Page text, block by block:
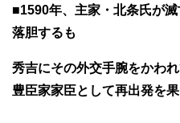
■1590年、主家・北条氏が
落胆するも
秀吉にその外交手腕をかわ
豊臣家家臣として再出発を果